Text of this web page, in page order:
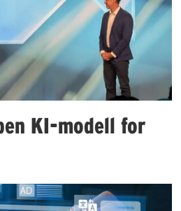
KI-modell for